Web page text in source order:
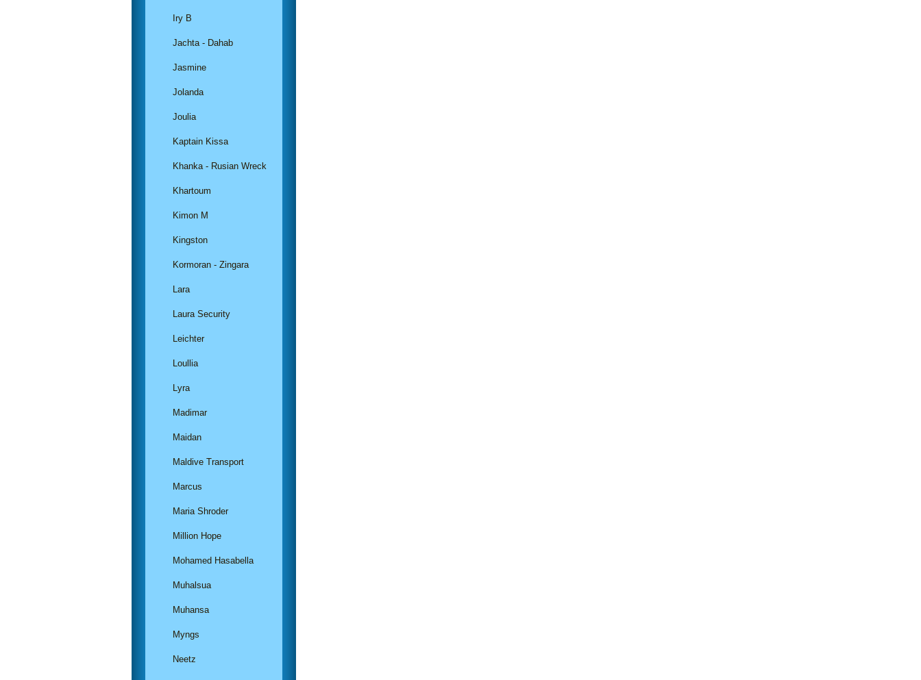
Iry B
Jachta - Dahab
Jasmine
Jolanda
Joulia
Kaptain Kissa
Khanka - Rusian Wreck
Khartoum
Kimon M
Kingston
Kormoran - Zingara
Lara
Laura Security
Leichter
Loullia
Lyra
Madimar
Maidan
Maldive Transport
Marcus
Maria Shroder
Million Hope
Mohamed Hasabella
Muhalsua
Muhansa
Myngs
Neetz